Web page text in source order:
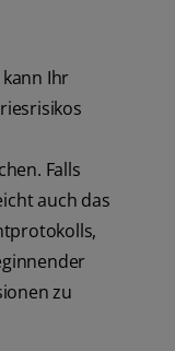
Ihr
Falls
auch das
zu